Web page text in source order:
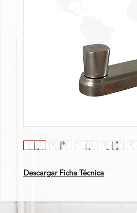
Descargar Ficha Técnica